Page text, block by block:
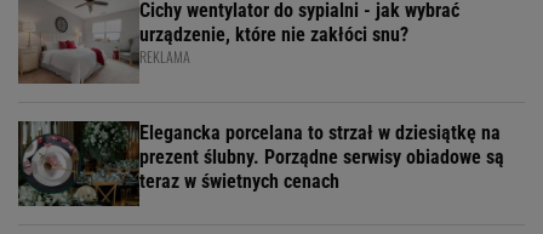
Cichy wentylator do sypialni - jak wybrać
urządzenie, które nie zakłóci snu?
REKLAMA
Elegancka porcelana to strzał w dziesiątkę na
prezent ślubny. Porządne serwisy obiadowe są
teraz w świetnych cenach